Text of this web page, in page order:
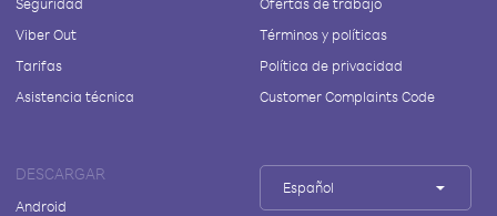
Viber Out
Tarifas
Asistencia técnica
Términos y políticas
Política de privacidad
Customer Complaints Code
DESCARGAR
Android
Español